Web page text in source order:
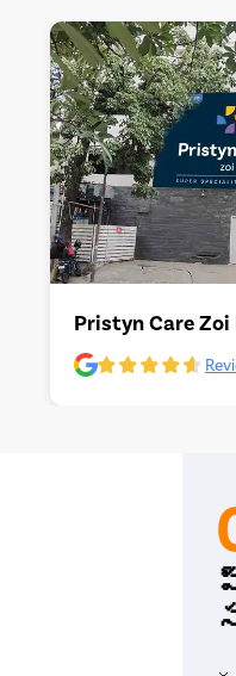
Pristyn Care